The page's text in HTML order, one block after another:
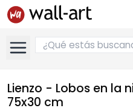
Lienzo - Lobos en la
75x30 cm